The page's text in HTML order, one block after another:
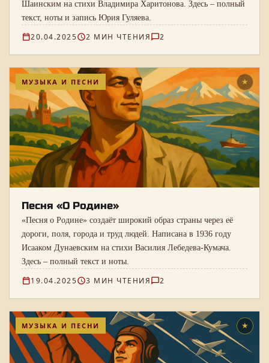
Шаинским на стихи Владимира Харитонова. Здесь – полный
текст, ноты и запись Юрия Гуляева.
20.04.2025 2 МИН ЧТЕНИЯ 2
МУЗЫКА И ПЕСНИ ★
Песня «О Родине»
«Песня о Родине» создаёт широкий образ страны через её
дороги, поля, города и труд людей. Написана в 1936 году
Исааком Дунаевским на стихи Василия Лебедева-Кумача.
Здесь – полный текст и ноты.
19.04.2025 3 МИН ЧТЕНИЯ 2
МУЗЫКА И ПЕСНИ ★